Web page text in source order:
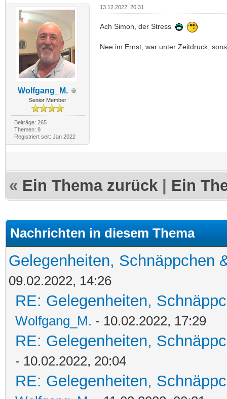
Wolfgang_M.
Senior Member
Beiträge: 265
Themen: 8
Registriert seit: Jan 2022
13.12.2022, 20:31
Ach Simon, der Stress
Nee im Ernst, war unter Zeitdruck,
« Ein Thema zurück Ein
Nachrichten in diesem Thema
Gelegenheiten, Schnäppchen
09.02.2022, 14:26
RE: Gelegenheiten,
Wolfgang_M. - 10.02.2022, 17:29
RE: Gelegenheiten,
- 10.02.2022, 20:04
RE: Gelegenheiten,